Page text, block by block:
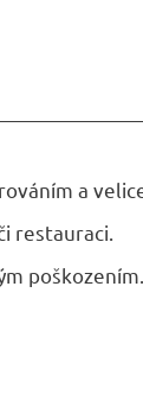
a
restauraci.
poškozením.